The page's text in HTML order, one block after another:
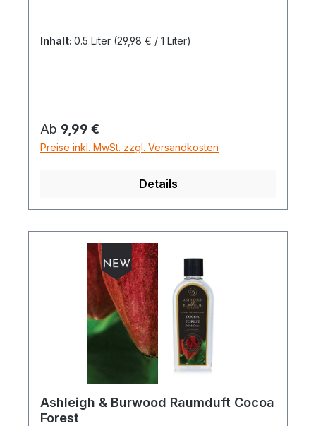
Inhalt: 0.5 Liter (29,98 € / 1 Liter)
Regulärer Preis:
Ab 9,99 €
Preise inkl. MwSt. zzgl. Versandkosten
Details
Ashleigh & Burwood Raumduft Cocoa
Forest